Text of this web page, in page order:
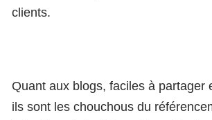
clients.
Quant aux blogs, faciles à partager
ils sont les chouchous du